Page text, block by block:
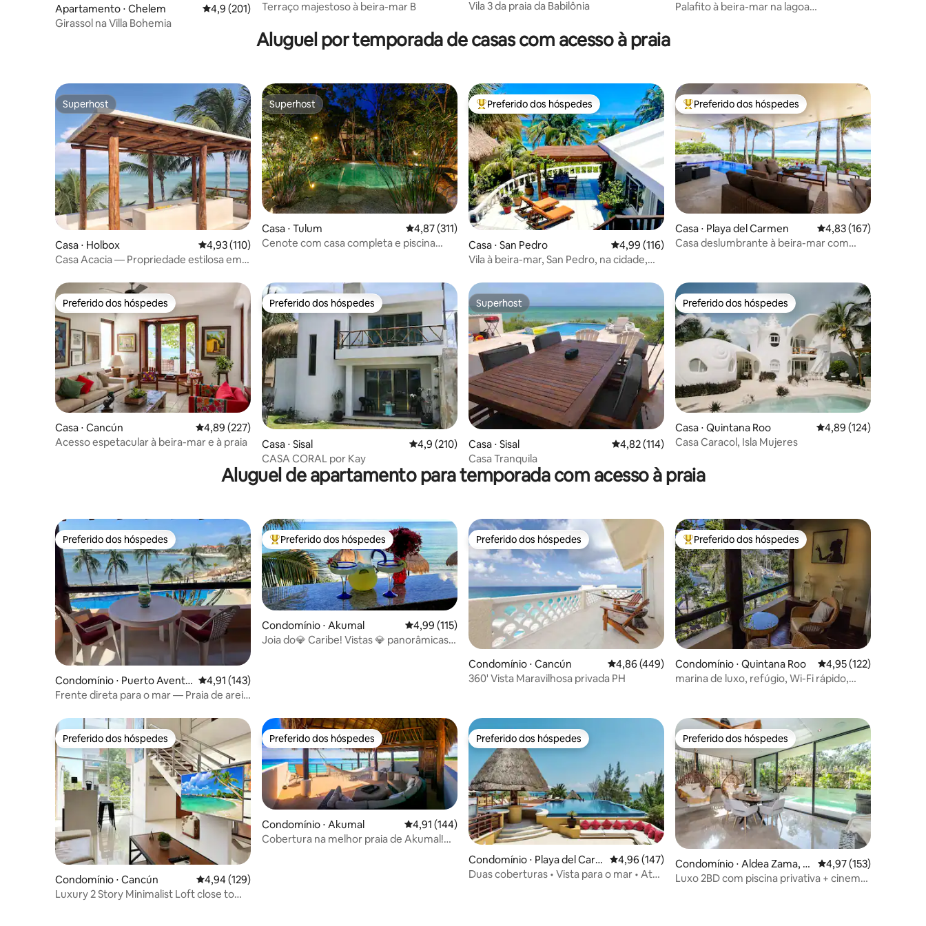
Apartamento ⋅ Chelem 4,9 de uma avaliação média de 5, 201 avaliações
4,9 (201)
Girassol na Villa Bohemia
Terraço majestoso à beira-mar B
Vila 3 da praia da Babilônia
Palafito à beira-mar na lagoa
Aluguel por temporada de casas com acesso à praia
Superhost
Superhost
Casa ⋅ Holbox 4,93 de uma avaliação média de 5, 110 avaliações
4,93 (110)
Casa Acacia — Propriedade estilosa em
Superhost
Superhost
Casa ⋅ Tulum 4,87 de uma avaliação média de 5, 311 avaliações
4,87 (311)
Cenote com casa completa e piscina
Entre os melhores preferidos dos hóspedes
Preferido dos hóspedes
Casa ⋅ San Pedro 4,99 de uma avaliação média de 5, 116 avaliações
4,99 (116)
Vila à beira-mar, San Pedro, na cidade,
Entre os melhores preferidos dos hóspedes
Preferido dos hóspedes
Casa ⋅ Playa del Carmen 4,83 de uma avaliação
4,83 (167)
Casa deslumbrante à beira-mar com
Preferido dos hóspedes
Preferido dos hóspedes
Casa ⋅ Cancún 4,89 de uma avaliação média de 5, 227 avaliações
4,89 (227)
Acesso espetacular à beira-mar e à praia
Preferido dos hóspedes
Preferido dos hóspedes
Casa ⋅ Sisal 4,9 de uma avaliação média de 5, 210 avaliações
4,9 (210)
CASA CORAL por Kay
Superhost
Superhost
Casa ⋅ Sisal 4,82 de uma avaliação média de 5, 114 avaliações
4,82 (114)
Casa Tranquila
Preferido dos hóspedes
Preferido dos hóspedes
Casa ⋅ Quintana Roo 4,89 de uma avaliação
4,89 (124)
Casa Caracol, Isla Mujeres
Aluguel de apartamento para temporada com acesso à praia
Preferido dos hóspedes
Preferido dos hóspedes
Condomínio ⋅ Puerto Aventu
ras
4,91 de uma avaliação média de 5, 143 avaliações
4,91 (143)
Frente direta para o mar — Praia de areia
Entre os melhores preferidos dos hóspedes
Preferido dos hóspedes
Condomínio ⋅ Akumal 4,99 de uma avaliação média de 5, 115 avaliações
4,99 (115)
Joia do💎 Caribe! Vistas 💎 panorâmicas e
Preferido dos hóspedes
Preferido dos hóspedes
Condomínio ⋅ Cancún 4,86 de uma avaliação média de 5, 449 avaliações
4,86 (449)
360' Vista Maravilhosa privada PH
Entre os melhores preferidos dos hóspedes
Preferido dos hóspedes
Condomínio ⋅ Quintana Roo 4,95 de uma avaliação
4,95 (122)
marina de luxo, refúgio, Wi-Fi rápido,
Preferido dos hóspedes
Preferido dos hóspedes
Condomínio ⋅ Cancún 4,94 de uma avaliação média de 5, 129 avaliações
4,94 (129)
Luxury 2 Story Minimalist Loft close to
Preferido dos hóspedes
Preferido dos hóspedes
Condomínio ⋅ Akumal 4,91 de uma avaliação média de 5, 144 avaliações
4,91 (144)
Cobertura na melhor praia de Akumal!
Preferido dos hóspedes
Preferido dos hóspedes
Condomínio ⋅ Playa del Car
men
4,96 de uma avaliação média de 5, 147 avaliações
4,96 (147)
Duas coberturas • Vista para o mar • Até
Preferido dos hóspedes
Preferido dos hóspedes
Condomínio ⋅ Aldea Zama, T
ulum
4,97 de uma avaliação
4,97 (153)
Luxo 2BD com piscina privativa + cinema